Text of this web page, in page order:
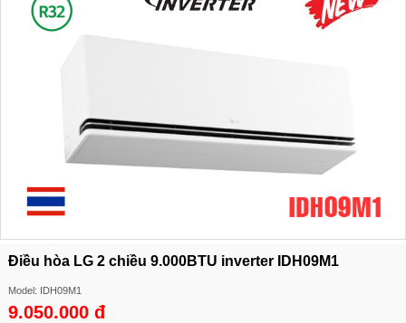
Điều hòa LG 2 chiều 9.000BTU inverter IDH09M1
Model: IDH09M1
9.050.000 đ